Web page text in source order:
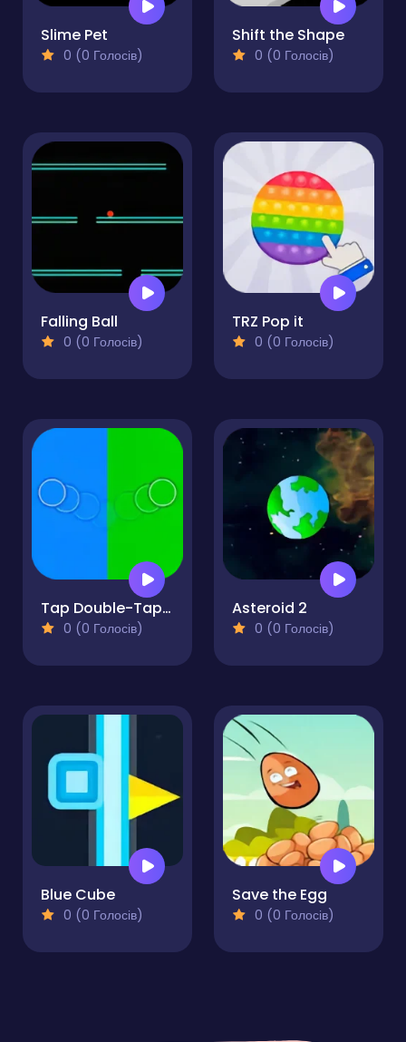
Slime Pet
0 (0 Голосів)
Shift the Shape
0 (0 Голосів)
Falling Ball
0 (0 Голосів)
TRZ Pop it
0 (0 Голосів)
Tap Double-Tap REMAKE!
0 (0 Голосів)
Asteroid 2
0 (0 Голосів)
Blue Cube
0 (0 Голосів)
Save the Egg
0 (0 Голосів)